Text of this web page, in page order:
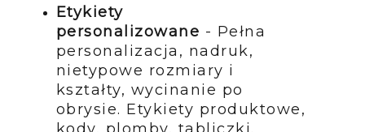
Etykiety
personalizowane - Pełna
personalizacja, nadruk,
nietypowe rozmiary i
kształty, wycinanie po
obrysie. Etykiety produktowe,